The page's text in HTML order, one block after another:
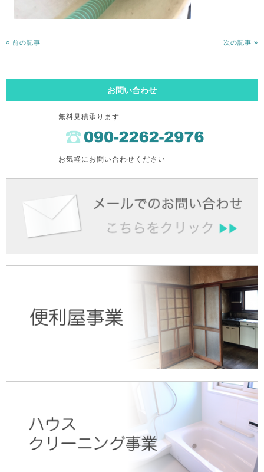
« 前の記事 次の記事 »
お問い合わせ
無料見積承ります
お気軽にお問い合わせください